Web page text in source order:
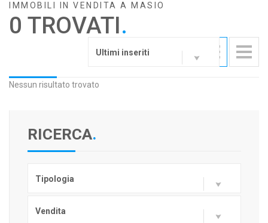
IMMOBILI IN VENDITA A MASIO
0 TROVATI.
Ultimi inseriti
Nessun risultato trovato
RICERCA.
Tipologia
Vendita